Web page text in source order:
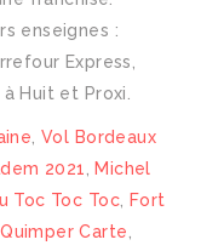
,Vol Bordeaux
2021
Michel
Toc Toc Toc
Fort
Carte